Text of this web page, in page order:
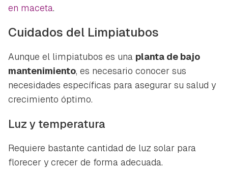
INICIAR SESIÓN
en maceta.
Cuidados del Limpiatubos
Aunque el limpiatubos es una planta de bajo
mantenimiento, es necesario conocer sus
necesidades específicas para asegurar su salud y
crecimiento óptimo.
Luz y temperatura
Requiere bastante cantidad de luz solar para
florecer y crecer de forma adecuada.